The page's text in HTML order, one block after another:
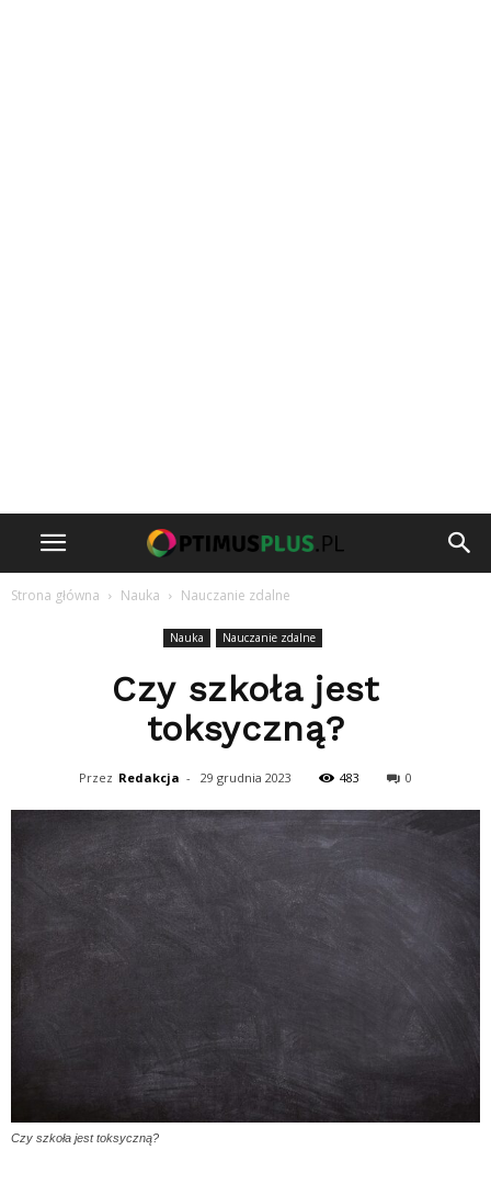
Strona główna Nauka Nauczanie zdalne
Nauka Nauczanie zdalne
Czy szkoła jest
toksyczną?
Przez Redakcja - 29 grudnia 2023 483 0
Czy szkoła jest toksyczną?